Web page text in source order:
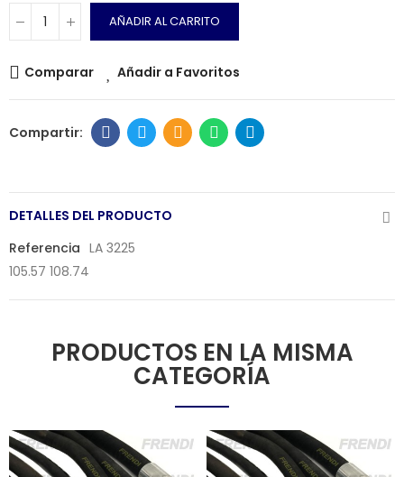
AÑADIR AL CARRITO
Comparar Añadir a Favoritos
DETALLES DEL PRODUCTO
Referencia LA 3225
105.57 108.74
PRODUCTOS EN LA MISMA
CATEGORÍA